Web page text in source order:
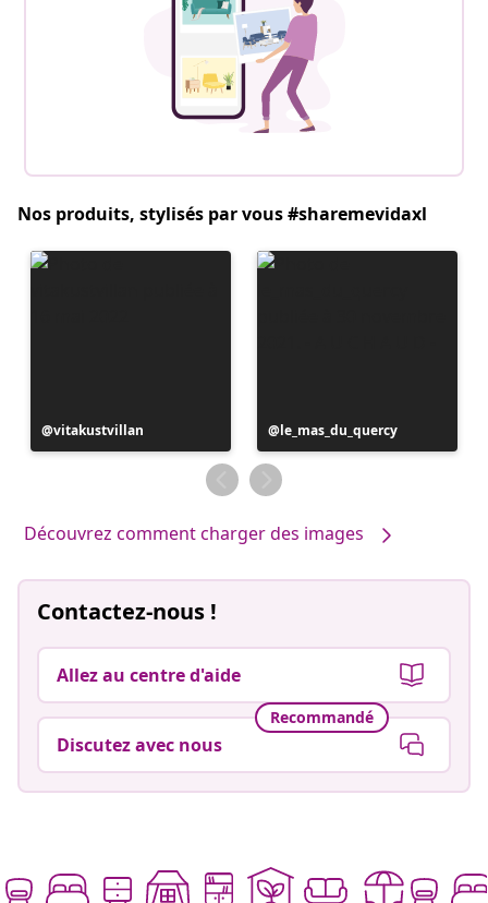
Nos produits, stylisés par vous #sharemevidaxl
Publication
publiée
vitakustvillan
Publication
publiée
par
le_mas_du_quercy
Découvrez comment charger des images
Contactez-nous !
Allez au centre d'aide
Recommandé
Discutez avec nous